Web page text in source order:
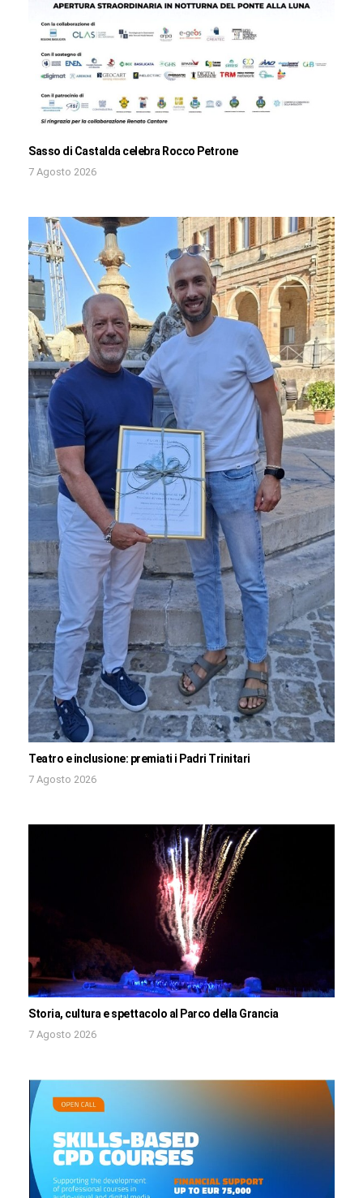
Sasso di Castalda celebra Rocco Petrone
7 Agosto 2026
Teatro e inclusione: premiati i Padri Trinitari
7 Agosto 2026
Storia, cultura e spettacolo al Parco della Grancia
7 Agosto 2026